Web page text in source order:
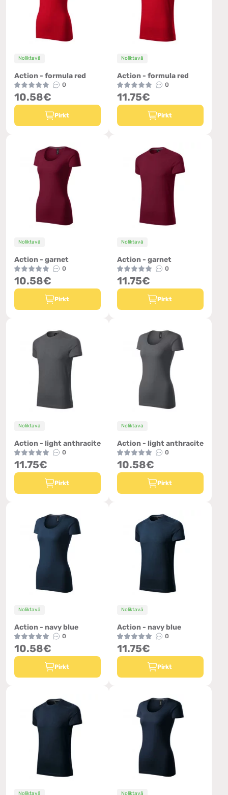
Noliktavā
Action - formula red
0
10.58€
Pirkt
Noliktavā
Action - formula red
0
11.75€
Pirkt
Noliktavā
Action - garnet
0
10.58€
Pirkt
Noliktavā
Action - garnet
0
11.75€
Pirkt
Noliktavā
Action - light anthracite
0
11.75€
Pirkt
Noliktavā
Action - light anthracite
0
10.58€
Pirkt
Noliktavā
Action - navy blue
0
10.58€
Pirkt
Noliktavā
Action - navy blue
0
11.75€
Pirkt
Noliktavā Noliktavā